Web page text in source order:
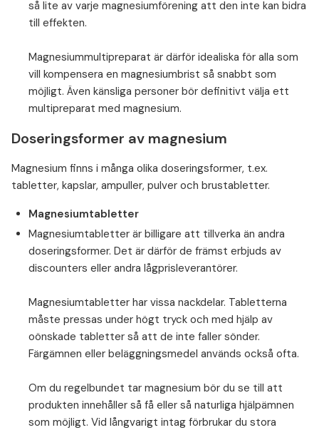
så lite av varje magnesiumförening att den inte kan bidra
till effekten.
⁠Magnesiummultipreparat är därför idealiska för alla som
vill kompensera en magnesiumbrist så snabbt som
möjligt. Även känsliga personer bör definitivt välja ett
multipreparat med magnesium.
Doseringsformer av magnesium
Magnesium finns i många olika doseringsformer, t.ex.
tabletter, kapslar, ampuller, pulver och brustabletter.
Magnesiumtabletter
Magnesiumtabletter är billigare att tillverka än andra
doseringsformer. Det är därför de främst erbjuds av
discounters eller andra lågprisleverantörer.
⁠Magnesiumtabletter har vissa nackdelar. Tabletterna
måste pressas under högt tryck och med hjälp av
oönskade tabletter så att de inte faller sönder.
Färgämnen eller beläggningsmedel används också ofta.
⁠Om du regelbundet tar magnesium bör du se till att
produkten innehåller så få eller så naturliga hjälpämnen
som möjligt. Vid långvarigt intag förbrukar du stora